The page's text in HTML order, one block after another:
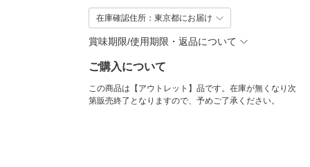
在庫確認住所：東京都にお届け
賞味期限/使用期限・返品について
ご購入について
この商品は【アウトレット】品です。在庫が無くなり次
第販売終了となりますので、予めご了承ください。